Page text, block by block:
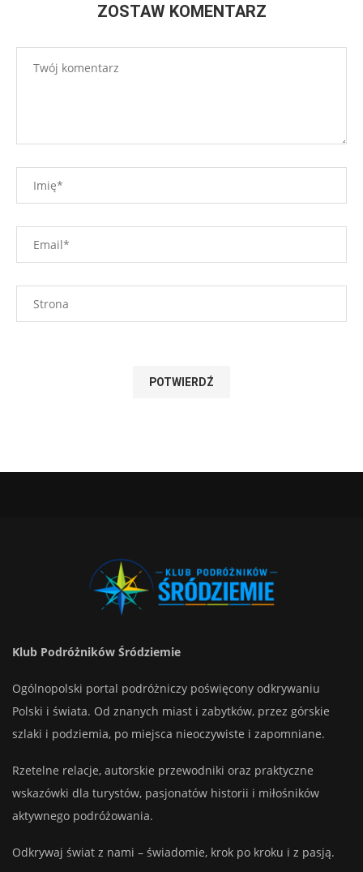
ZOSTAW KOMENTARZ
Klub Podróżników Śródziemie
Ogólnopolski portal podróżniczy poświęcony odkrywaniu
Polski i świata. Od znanych miast i zabytków, przez górskie
szlaki i podziemia, po miejsca nieoczywiste i zapomniane.
Rzetelne relacje, autorskie przewodniki oraz praktyczne
wskazówki dla turystów, pasjonatów historii i miłośników
aktywnego podróżowania.
Odkrywaj świat z nami – świadomie, krok po kroku i z pasją.